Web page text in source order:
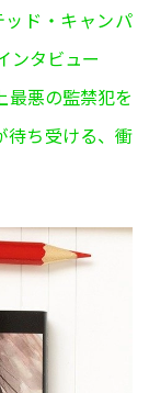
ッド・キャンパ
ンタビュー
悪の監禁犯を
ち受ける、衝